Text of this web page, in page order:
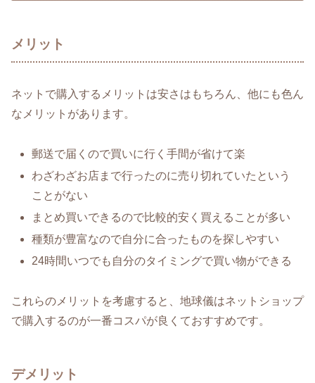
メリット
ネットで購入するメリットは安さはもちろん、他にも色ん
なメリットがあります。
郵送で届くので買いに行く手間が省けて楽
わざわざお店まで行ったのに売り切れていたという
ことがない
まとめ買いできるので比較的安く買えることが多い
種類が豊富なので自分に合ったものを探しやすい
24時間いつでも自分のタイミングで買い物ができる
これらのメリットを考慮すると、地球儀はネットショップ
で購入するのが一番コスパが良くておすすめです。
デメリット